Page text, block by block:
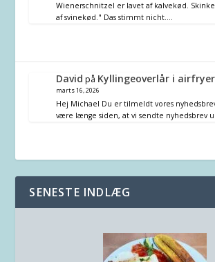
Wienerschnitzel er lavet af kalvekød.
af svinekød." Das stimmt nicht.…
David på Kyllingeoverlår i airfryer
marts 16, 2026
Hej Michael Du er tilmeldt vores
være længe siden, at vi sendte nyhedsbrev
SENESTE INDLÆG